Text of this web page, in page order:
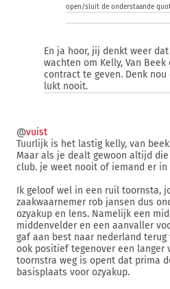
open/sluit de onderstaande
En ja hoor, jij denkt weer
wachten om Kelly, Van
contract te geven. Denk
lukt nooit.
@vuist
Tuurlijk is het lastig kelly, van
Maar als je dealt gewoon altijd
club. je weet nooit of iemand er in
Ik geloof wel in een ruil toornsta,
zaakwaarnemer rob jansen dus
ozyakup en lens. Namelijk een
middenvelder en een aanvaller
gaf aan best naar nederland
ook positief tegenover een langer
toornstra weg is opent dat prima
basisplaats voor ozyakup.